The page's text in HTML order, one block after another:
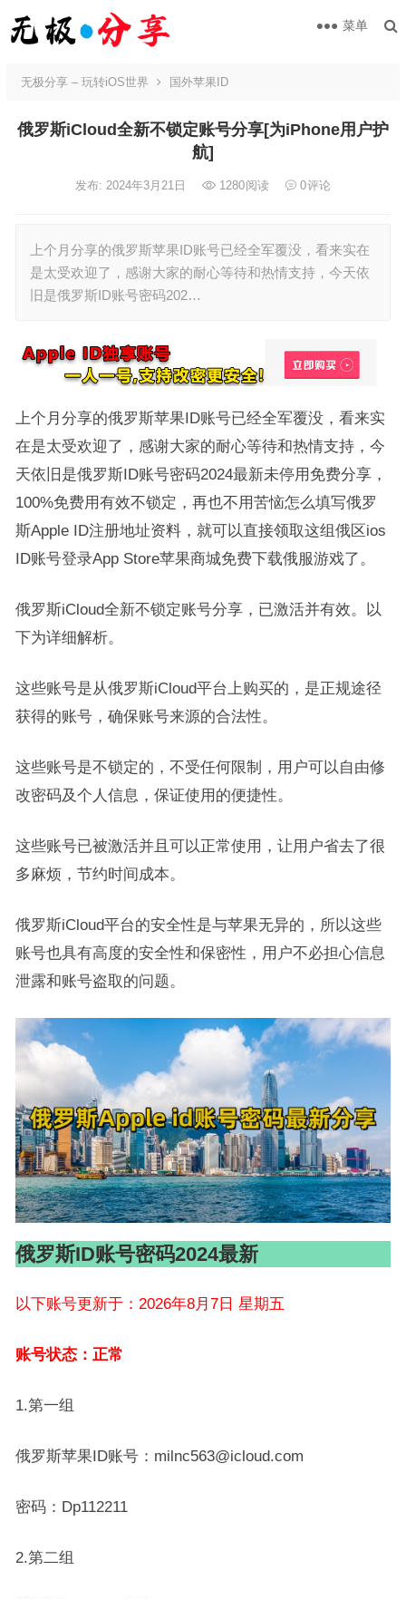
菜单
无极分享 – 玩转iOS世界 国外苹果ID
俄罗斯iCloud全新不锁定账号分享[为iPhone用户护
航]
发布: 2024年3月21日 1280阅读 0评论
上个月分享的俄罗斯苹果ID账号已经全军覆没，看来实在
是太受欢迎了，感谢大家的耐心等待和热情支持，今天依
旧是俄罗斯ID账号密码202…
上个月分享的俄罗斯苹果ID账号已经全军覆没，看来实
在是太受欢迎了，感谢大家的耐心等待和热情支持，今
天依旧是俄罗斯ID账号密码2024最新未停用免费分享，
100%免费用有效不锁定，再也不用苦恼怎么填写俄罗
斯Apple ID注册地址资料，就可以直接领取这组俄区ios
ID账号登录App Store苹果商城免费下载俄服游戏了。
俄罗斯iCloud全新不锁定账号分享，已激活并有效。以
下为详细解析。
这些账号是从俄罗斯iCloud平台上购买的，是正规途径
获得的账号，确保账号来源的合法性。
这些账号是不锁定的，不受任何限制，用户可以自由修
改密码及个人信息，保证使用的便捷性。
这些账号已被激活并且可以正常使用，让用户省去了很
多麻烦，节约时间成本。
俄罗斯iCloud平台的安全性是与苹果无异的，所以这些
账号也具有高度的安全性和保密性，用户不必担心信息
泄露和账号盗取的问题。
俄罗斯ID账号密码2024最新
以下账号更新于：2026年8月7日 星期五
账号状态：正常
1.第一组
俄罗斯苹果ID账号：milnc563@icloud.com
密码：Dp112211
2.第二组